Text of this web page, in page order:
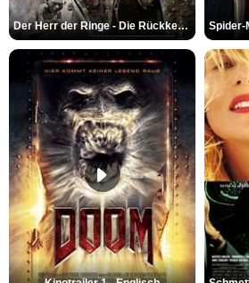
Der Herr der Ringe - Die Rückkehr des Königs Trailer OV